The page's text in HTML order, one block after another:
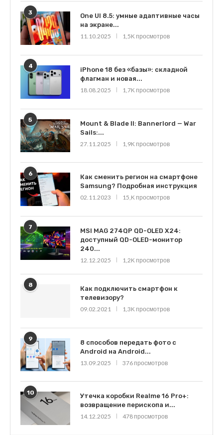
3
One UI 8.5: умные адаптивные часы
на экране...
11.10.2025
1,5K просмотров
4
iPhone 18 без «базы»: складной
флагман и новая...
18.08.2025
1,7K просмотров
5
Mount & Blade II: Bannerlord — War
Sails:...
27.11.2025
1,9K просмотров
6
Как сменить регион на смартфоне
Samsung? Подробная инструкция
02.11.2023
15,K просмотров
7
MSI MAG 274QP QD-OLED X24:
доступный QD-OLED-монитор
240...
12.12.2025
1,2K просмотров
8
Как подключить смартфон к
телевизору?
09.02.2021
1,3K просмотров
9
8 способов передать фото с
Android на Android...
13.09.2025
376 просмотров
10
Утечка коробки Realme 16 Pro+:
возвращение перископа и...
14.12.2025
478 просмотров